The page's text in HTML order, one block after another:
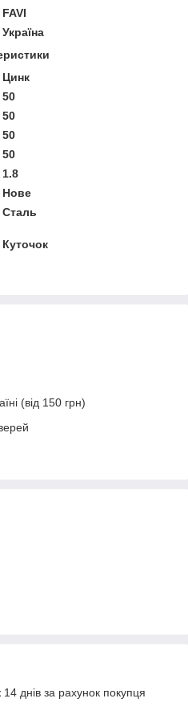
FAVI
Україна
Цинк
50
50
50
50
1.8
Нове
Сталь
Куточок
(від 150 грн)
днів за рахунок покупця